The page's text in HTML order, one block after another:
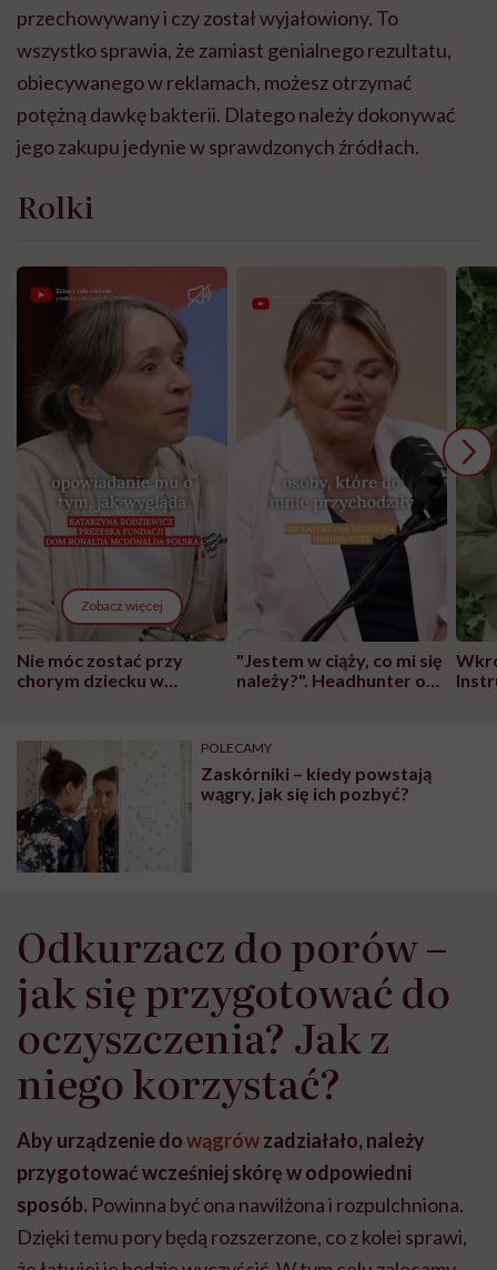
przechowywany i czy został wyjałowiony. To
wszystko sprawia, że zamiast genialnego rezultatu,
obiecywanego w reklamach, możesz otrzymać
potężną dawkę bakterii. Dlatego należy dokonywać
jego zakupu jedynie w sprawdzonych źródłach.
Rolki
Zobacz więcej
Nie móc zostać przy
chorym dziecku w
może chyba tylko
głupota i brak
wyobraźni"
"Jestem w ciąży, co mi się
należy?". Headhunter o
pracy
POLECAMY
Zaskórniki – kiedy powstają
wągry, jak się ich pozbyć?
Odkurzacz do porów –
jak się przygotować do
oczyszczenia? Jak z
niego korzystać?
Aby urządzenie dowągrówzadziałało, należy
przygotować wcześniej skórę w odpowiedni
sposób. Powinna być ona nawilżona i rozpulchniona.
Dzięki temu pory będą rozszerzone, co z kolei sprawi,